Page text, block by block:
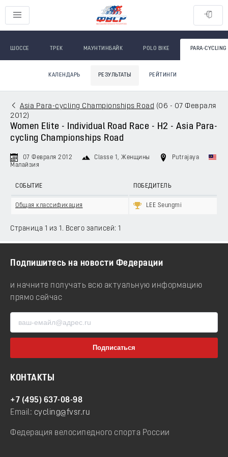
ШОССЕ ТРЕК МАУНТИНБАЙК POLO BIKE PARA-CYCLING
КАЛЕНДАРЬ РЕЗУЛЬТАТЫ РЕЙТИНГИ
Asia Para-cycling Championships Road (06 - 07 Февраля
2012)
Women Elite - Individual Road Race - H2 - Asia Para-
cycling Championships Road
07 Февраля 2012 Classe 1 , Женщины
Putrajaya
Малайзия
СОБЫТИЕ ПОБЕДИТЕЛЬ
Общая классификация LEE Seungmi
Страница 1 из 1. Всего записей: 1
Подпишитесь на новости Федерации
и начните получать всю актуальную информацию
прямо сейчас
КОНТАКТЫ
+7 (495) 637-08-98
Email: cycling@fvsr.ru
Федерация велосипедного спорта России